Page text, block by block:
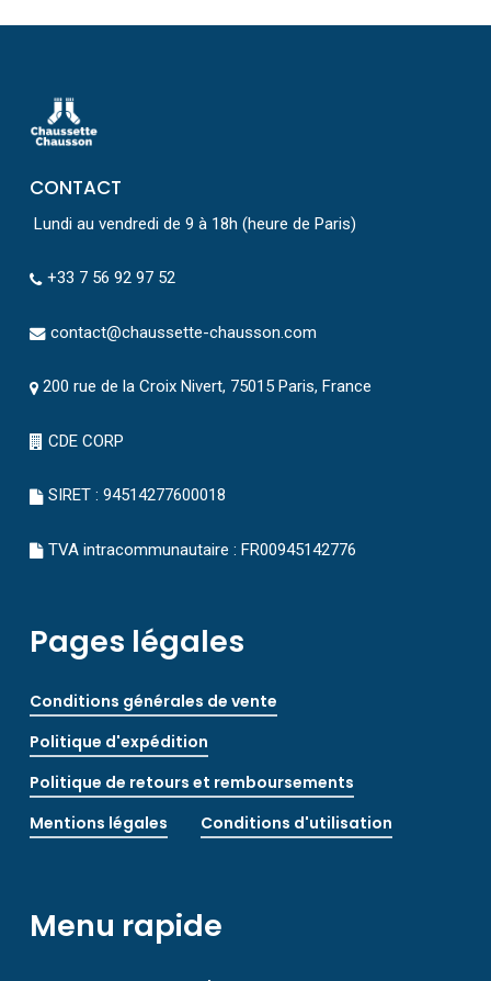
CONTACT
Lundi au vendredi de 9 à 18h (heure de Paris)
+33 7 56 92 97 52
contact@chaussette-chausson.com
200 rue de la Croix Nivert, 75015 Paris, France
CDE CORP
SIRET : 94514277600018
TVA intracommunautaire : FR00945142776
Pages légales
Conditions générales de vente
Politique d'expédition
Politique de retours et remboursements
Mentions légales
Conditions d'utilisation
Menu rapide